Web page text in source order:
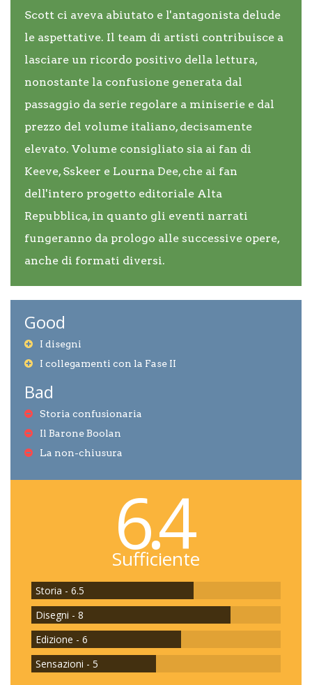
Scott ci aveva abiutato e l'antagonista delude
le aspettative. Il team di artisti contribuisce a
lasciare un ricordo positivo della lettura,
nonostante la confusione generata dal
passaggio da serie regolare a miniserie e dal
prezzo del volume italiano, decisamente
elevato. Volume consigliato sia ai fan di
Keeve, Sskeer e Lourna Dee, che ai fan
dell'intero progetto editoriale Alta
Repubblica, in quanto gli eventi narrati
fungeranno da prologo alle successive opere,
anche di formati diversi.
Good
I disegni
I collegamenti con la Fase II
Bad
Storia confusionaria
Il Barone Boolan
La non-chiusura
6.4
Sufficiente
Storia - 6.5
Disegni - 8
Edizione - 6
Sensazioni - 5